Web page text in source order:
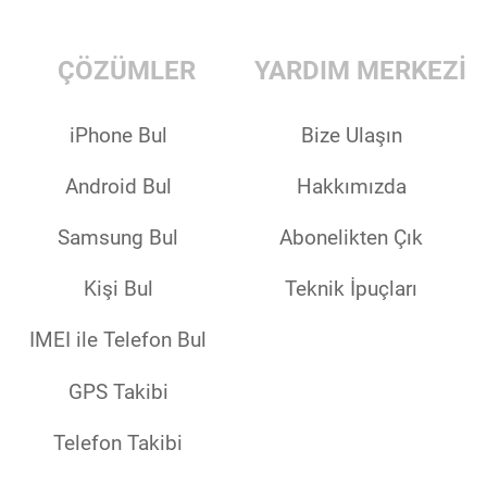
ÇÖZÜMLER
iPhone Bul
Android Bul
Samsung Bul
Kişi Bul
IMEI ile Telefon Bul
GPS Takibi
Telefon Takibi
YARDIM MERKEZİ
Bize Ulaşın
Hakkımızda
Abonelikten Çık
Teknik İpuçları